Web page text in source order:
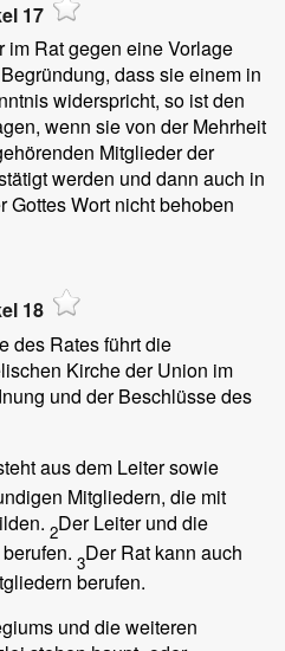
17
Rat gegen eine Vorlage
dass sie einem in
widerspricht, so ist den
wenn sie von der Mehrheit
Mitglieder der
werden und dann auch in
Gottes Wort nicht behoben
18
des Rates führt die
Kirche der Union im
und der Beschlüsse des
aus dem Leiter sowie
Mitgliedern, die mit
2Der Leiter und die
3Der Rat kann auch
berufen.
und die weiteren